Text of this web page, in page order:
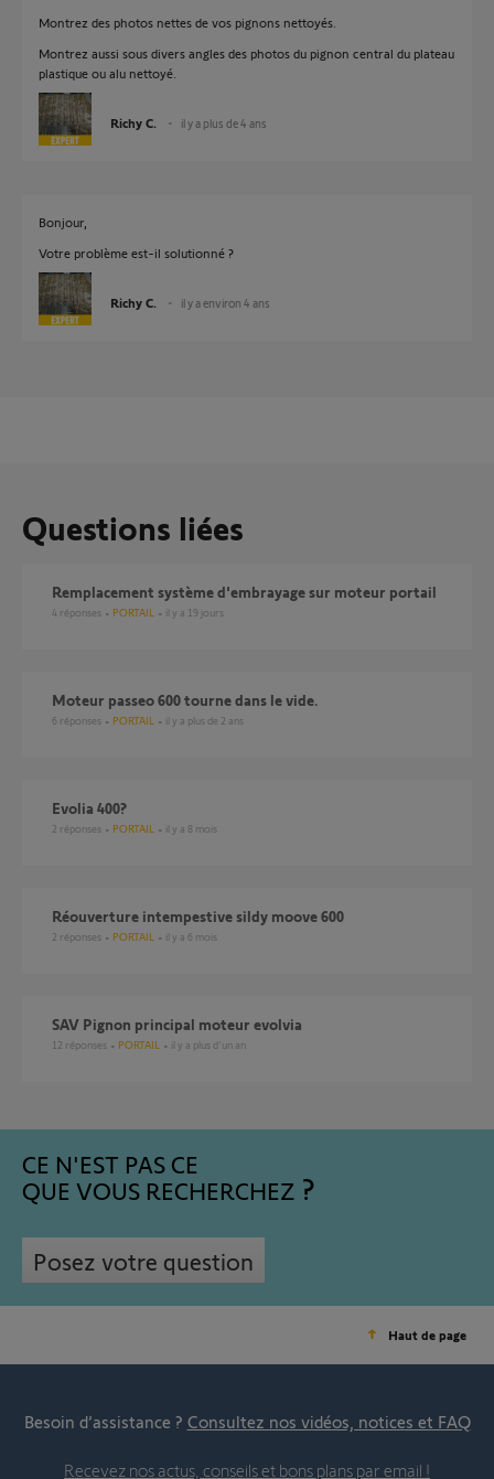
Montrez des photos nettes de vos pignons nettoyés.
Montrez aussi sous divers angles des photos du pignon central du plateau
plastique ou alu nettoyé.
Richy C. il y a plus de 4 ans
Bonjour,
Votre problème est-il solutionné ?
Richy C. il y a environ 4 ans
Questions liées
Remplacement système d'embrayage sur moteur portail
4 réponses PORTAIL il y a 19 jours
Moteur passeo 600 tourne dans le vide.
6 réponses PORTAIL il y a plus de 2 ans
evolia 400?
2 réponses PORTAIL il y a 8 mois
Réouverture intempestive sildy moove 600
2 réponses PORTAIL il y a 6 mois
SAV Pignon principal moteur evolvia
12 réponses PORTAIL il y a plus d'un an
CE N'EST PAS CE
QUE VOUS RECHERCHEZ
Posez votre question
Haut de page
Besoin d’assistance ? Consultez nos vidéos, notices et FAQ
Recevez nos actus, conseils et bons plans par email !